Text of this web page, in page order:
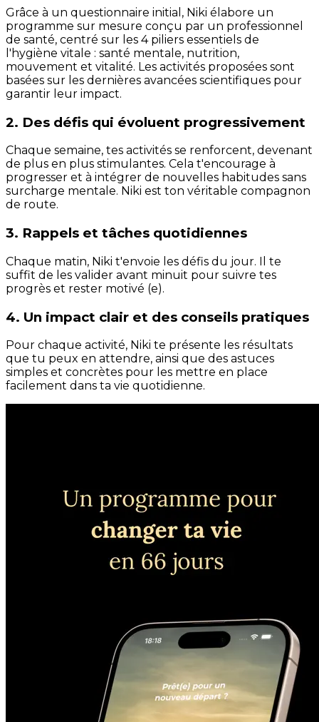
Grâce à un questionnaire initial, Niki élabore un
programme sur mesure conçu par un professionnel
de santé, centré sur les 4 piliers essentiels de
l'hygiène vitale : santé mentale, nutrition,
mouvement et vitalité. Les activités proposées sont
basées sur les dernières avancées scientifiques pour
garantir leur impact.
2. Des défis qui évoluent progressivement
Chaque semaine, tes activités se renforcent, devenant
de plus en plus stimulantes. Cela t'encourage à
progresser et à intégrer de nouvelles habitudes sans
surcharge mentale. Niki est ton véritable compagnon
de route.
3. Rappels et tâches quotidiennes
Chaque matin, Niki t'envoie les défis du jour. Il te
suffit de les valider avant minuit pour suivre tes
progrès et rester motivé (e).
4. Un impact clair et des conseils pratiques
Pour chaque activité, Niki te présente les résultats
que tu peux en attendre, ainsi que des astuces
simples et concrètes pour les mettre en place
facilement dans ta vie quotidienne.